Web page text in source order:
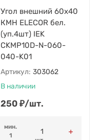
Угол внешний 60х40
КМН ELECOR бел.
(уп.4шт) IEK
CKMP10D-N-060-
040-K01
Артикул: 303062
В наличии
250 ₽/шт.
мин.
1